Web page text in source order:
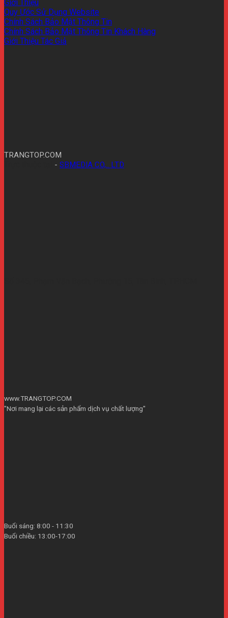
Giới Thiệu
Quy Ước Sử Dụng Website
Chính Sách Bảo Mật Thông Tin
Chính Sách Bảo Mật Thông Tin Khách Hàng
Giới Thiệu Tác Giả
TRANGTOP.COM
- SBMEDIA CO,.. LTD
www.TRANGTOP.COM
"Nơi mang lại các sản phẩm dịch vụ chất lượng"
Buổi sáng: 8:00 - 11:30
Buổi chiều: 13:00-17:00